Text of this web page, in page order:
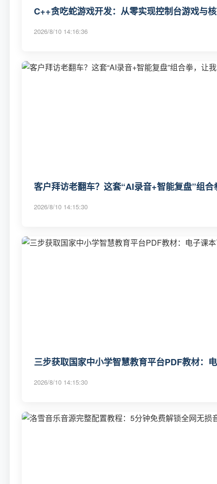
C++贪吃蛇游戏开发：从零实现控制台游戏与
2026/8/10 14:16:36
客户拜访老翻车？这套“AI录音+智能复盘”组
2026/8/10 14:15:30
三步获取国家中小学智慧教育平台PDF教材：
2026/8/10 14:15:30